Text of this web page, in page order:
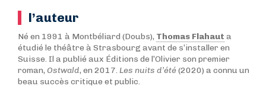
l’auteur
Né en 1991 à Montbéliard (Doubs), Thomas Flahaut a
étudié le théâtre à Strasbourg avant de s’installer en
Suisse. Il a publié aux Éditions de l’Olivier son premier
roman, Ostwald, en 2017. Les nuits d’été(2020) a connu un
beau succès critique et public.